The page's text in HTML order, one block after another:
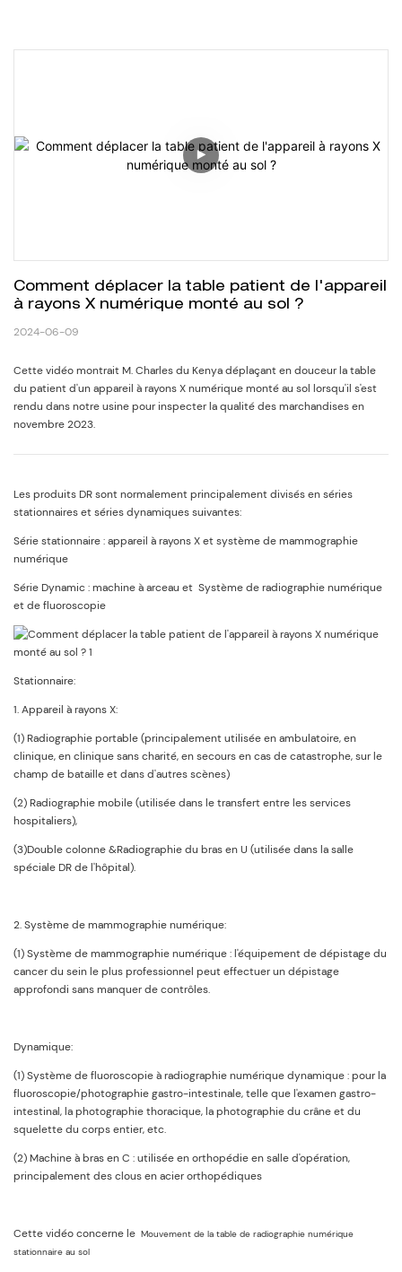
Comment déplacer la table patient de l'appareil
à rayons X numérique monté au sol ?
2024-06-09
Cette vidéo montrait M. Charles du Kenya déplaçant en douceur la table
du patient d'un appareil à rayons X numérique monté au sol lorsqu'il s'est
rendu dans notre usine pour inspecter la qualité des marchandises en
novembre 2023.
Les produits DR sont normalement principalement divisés en séries
stationnaires et séries dynamiques suivantes:
Série stationnaire : appareil à rayons X et système de mammographie
numérique
Série Dynamic : machine à arceau et Système de radiographie numérique
et de fluoroscopie
Stationnaire:
1. Appareil à rayons X:
(1) Radiographie portable (principalement utilisée en ambulatoire, en
clinique, en clinique sans charité, en secours en cas de catastrophe, sur le
champ de bataille et dans d'autres scènes)
(2) Radiographie mobile (utilisée dans le transfert entre les services
hospitaliers),
(3)Double colonne &Radiographie du bras en U (utilisée dans la salle
spéciale DR de l'hôpital).
2. Système de mammographie numérique:
(1) Système de mammographie numérique : l'équipement de dépistage du
cancer du sein le plus professionnel peut effectuer un dépistage
approfondi sans manquer de contrôles.
Dynamique:
(1) Système de fluoroscopie à radiographie numérique dynamique : pour la
fluoroscopie/photographie gastro-intestinale, telle que l'examen gastro-
intestinal, la photographie thoracique, la photographie du crâne et du
squelette du corps entier, etc.
(2) Machine à bras en C : utilisée en orthopédie en salle d'opération,
principalement des clous en acier orthopédiques
Cette vidéo concerne le Mouvement de la table de radiographie numérique
stationnaire au sol